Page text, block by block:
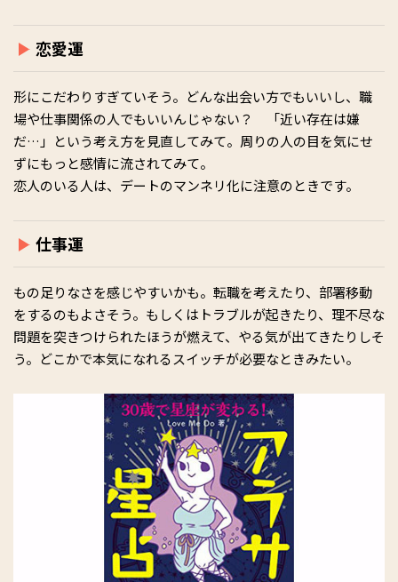
恋愛運
形にこだわりすぎていそう。どんな出会い方でもいいし、職
場や仕事関係の人でもいいんじゃない？ 「近い存在は嫌
だ…」という考え方を見直してみて。周りの人の目を気にせ
ずにもっと感情に流されてみて。
恋人のいる人は、デートのマンネリ化に注意のときです。
仕事運
もの足りなさを感じやすいかも。転職を考えたり、部署移動
をするのもよさそう。もしくはトラブルが起きたり、理不尽な
問題を突きつけられたほうが燃えて、やる気が出てきたりしそ
う。どこかで本気になれるスイッチが必要なときみたい。